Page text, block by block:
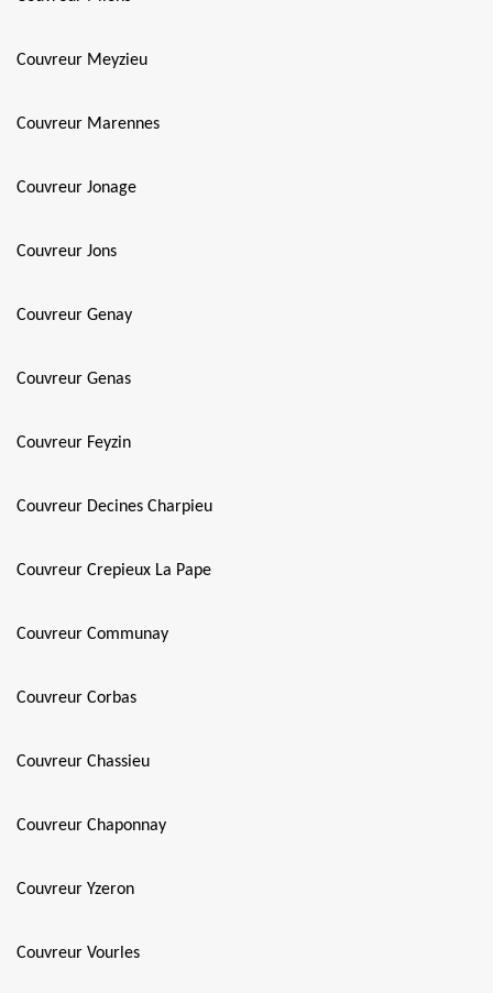
Couvreur Meyzieu
Couvreur Marennes
Couvreur Jonage
Couvreur Jons
Couvreur Genay
Couvreur Genas
Couvreur Feyzin
Couvreur Decines Charpieu
Couvreur Crepieux La Pape
Couvreur Communay
Couvreur Corbas
Couvreur Chassieu
Couvreur Chaponnay
Couvreur Yzeron
Couvreur Vourles